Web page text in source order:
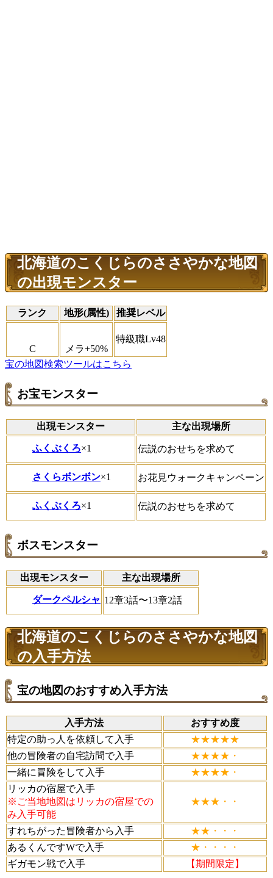
北海道のこくじらのささやかな地図
の出現モンスター
ランク 地形(属性) 推奨レベル
C メラ+50%
特級職Lv48
宝の地図検索ツールはこちら
お宝モンスター
出現モンスター 主な出現場所
ふくぶくろ×1 伝説のおせちを求めて
さくらボンボン×1 お花見ウォークキャンペーン
ふくぶくろ×1 伝説のおせちを求めて
ボスモンスター
出現モンスター 主な出現場所
ダークペルシャ 12章3話〜13章2話
北海道のこくじらのささやかな地図
の入手方法
宝の地図のおすすめ入手方法
入手方法
おすすめ度
特定の助っ人を依頼して入手
★★★★★
他の冒険者の自宅訪問で入手
★★★★・
一緒に冒険をして入手
★★★★・
リッカの宿屋で入手
※ご当地地図はリッカの宿屋での
み入手可能
★★★・・
すれちがった冒険者から入手
★★・・・
あるくんですWで入手
★・・・・
ギガモン戦で入手
【期間限定】